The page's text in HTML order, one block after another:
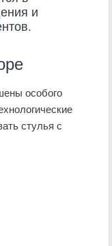
и
особого
стулья с